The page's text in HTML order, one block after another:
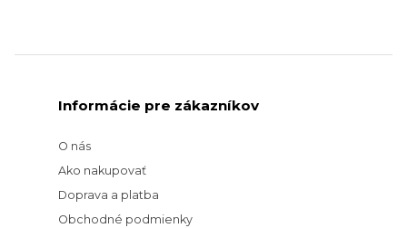
Informácie pre zákazníkov
O nás
Ako nakupovať
Doprava a platba
Obchodné podmienky